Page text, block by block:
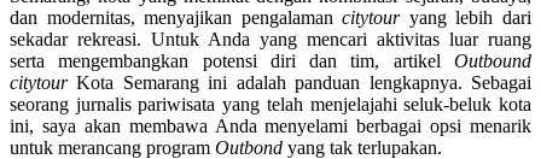
dan modernitas, menyajikan pengalamancitytouryang lebih dari
sekadar rekreasi. Untuk Anda yang mencari aktivitas luar ruang
serta mengembangkan potensi diri dan tim, artikel Outbound
citytourKota Semarang ini adalah panduan lengkapnya. Sebagai
seorang jurnalis pariwisata yang telah menjelajahi seluk-beluk kota
ini, saya akan membawa Anda menyelami berbagai opsi menarik
untuk merancang program Outbond yang tak terlupakan.